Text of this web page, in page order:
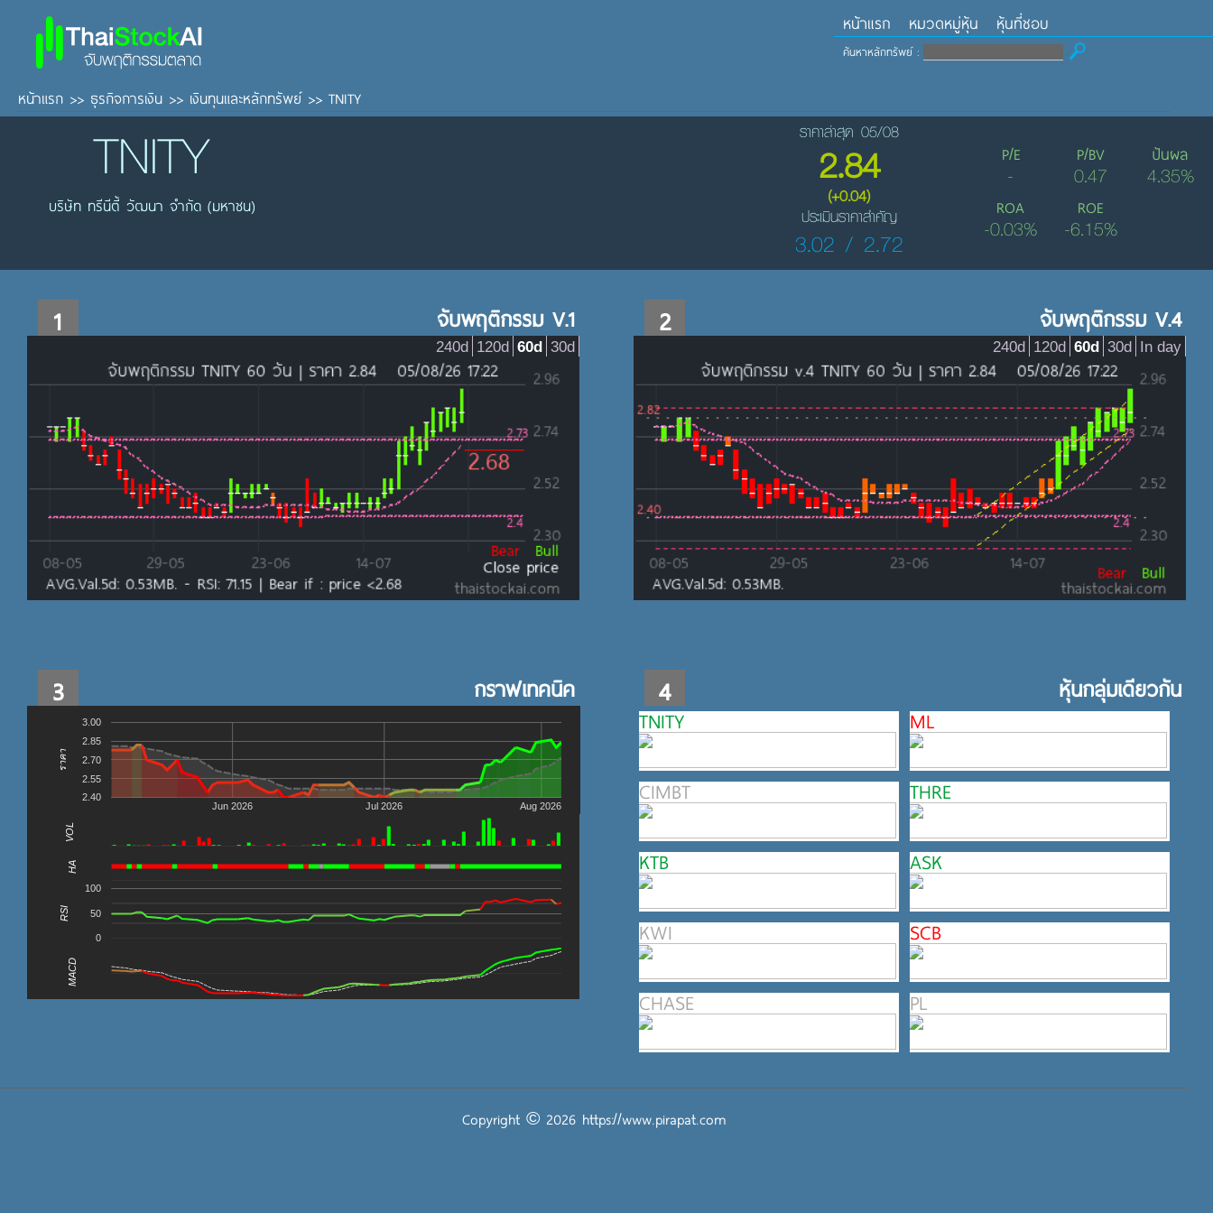
หน้าแรก หมวดหมู่หุ้น หุ้นที่ชอบ
ค้นหาหลักทรัพย์ :
หน้าแรก >> ธุรกิจการเงิน >> เงินทุนและหลักทรัพย์>> TNITY
TNITY
บริษัท ทรีนีตี้ วัฒนา จำกัด (มหาชน)
ราคาล่าสุด 05/08
2.84
(+0.04)
ประเมินราคาสำคัญ
3.02 / 2.72
P/E
-
P/BV
0.47
ปันผล
4.35%
ROA
-0.03%
ROE
-6.15%
1 จับพฤติกรรม V.1
30d
60d
120d
240d
2 จับพฤติกรรม V.4
In day
30d
60d
120d
240d
3 กราฟเทคนิค
Jun 2026 Jul 2026 Aug 2026
2.40
2.55
2.70
2.85
3.00
ราคา
VOL
HA
0
50
100
RSI
MACD
4 หุ้นกลุ่มเดียวกัน
TNITY ML
CIMBT THRE
KTB ASK
KWI SCB
CHASE PL
Copyright © 2026 https://www.pirapat.com